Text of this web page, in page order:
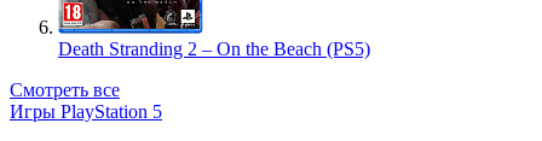
Death Stranding 2 – On the Beach (PS5)
Смотреть все
Игры PlayStation 5